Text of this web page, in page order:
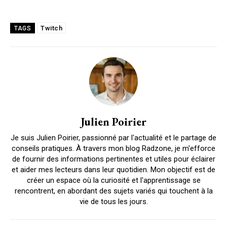
TAGS Twitch
Julien Poirier
Je suis Julien Poirier, passionné par l'actualité et le partage de
conseils pratiques. À travers mon blog Radzone, je m'efforce
de fournir des informations pertinentes et utiles pour éclairer
et aider mes lecteurs dans leur quotidien. Mon objectif est de
créer un espace où la curiosité et l'apprentissage se
rencontrent, en abordant des sujets variés qui touchent à la
vie de tous les jours.